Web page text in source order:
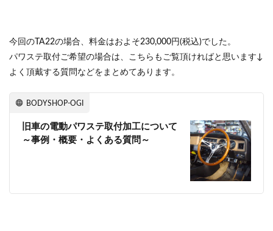
今回のTA22の場合、料金はおよそ230,000円(税込)でした。
パワステ取付ご希望の場合は、こちらもご覧頂ければと思います↓
よく頂戴する質問などをまとめてあります。
BODYSHOP-OGI
旧車の電動パワステ取付加工について
～事例・概要・よくある質問～